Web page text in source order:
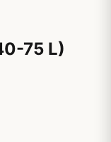
75 L)